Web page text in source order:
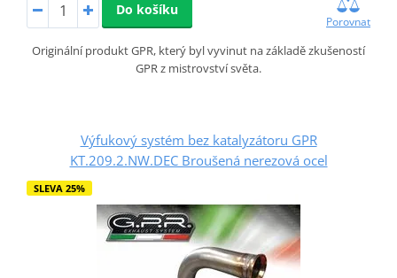
Do košíku
Porovnat
Originální produkt GPR, který byl vyvinut na základě zkušeností
GPR z mistrovství světa.
Výfukový systém bez katalyzátoru GPR
KT.209.2.NW.DEC Broušená nerezová ocel
SLEVA 25%